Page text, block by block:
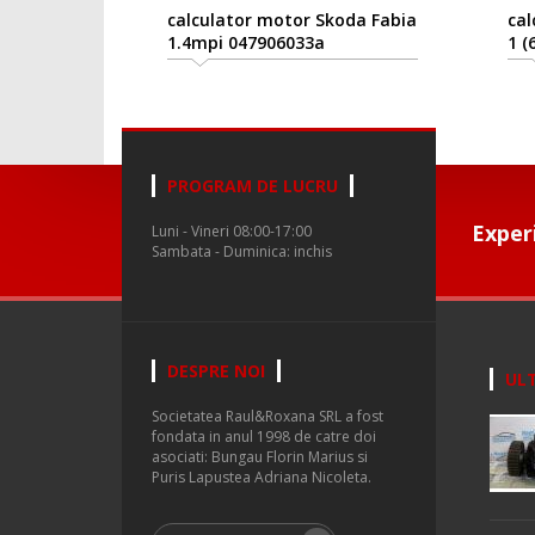
calculator motor Skoda Fabia
1.4mpi 047906033a
1
PROGRAM DE LUCRU
Luni - Vineri 08:00-17:00
Sambata - Duminica: inchis
DESPRE NOI
Societatea Raul&Roxana SRL a fost
fondata in anul 1998 de catre doi
asociati: Bungau Florin Marius si
Puris Lapustea Adriana Nicoleta.